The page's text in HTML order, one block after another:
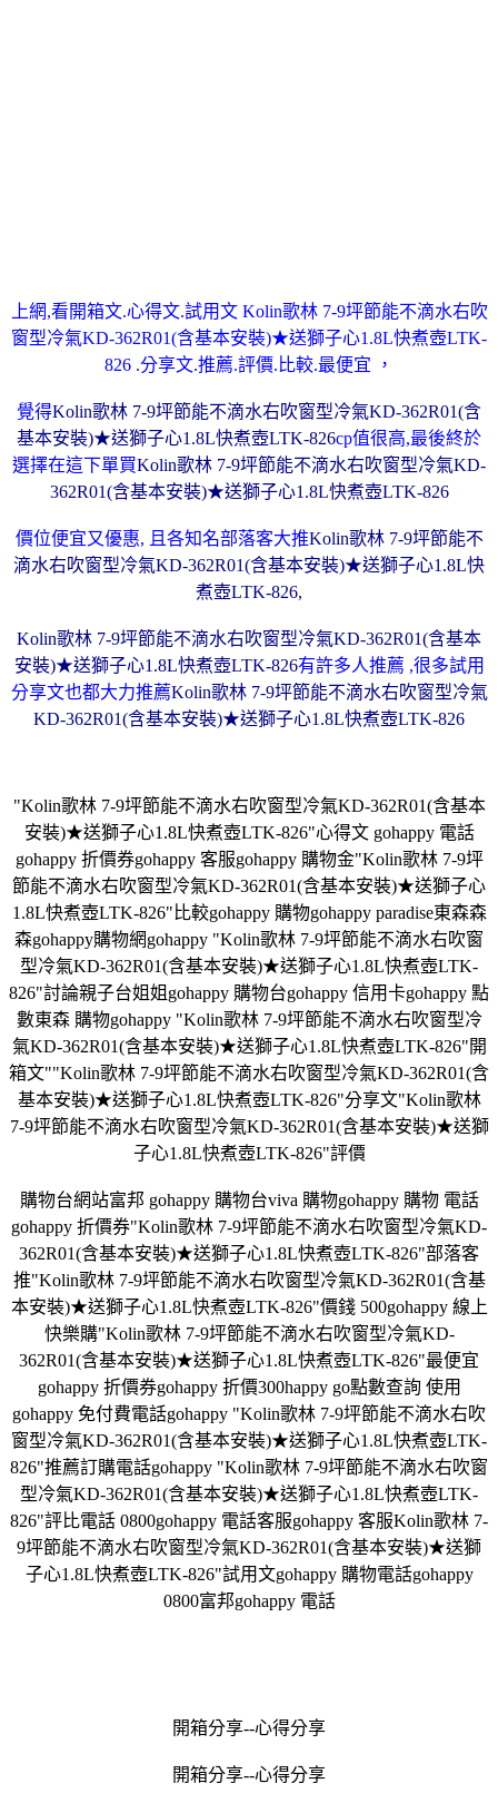
上網,看開箱文.心得文.試用文 Kolin歌林 7-9坪節能不滴水右吹
窗型冷氣KD-362R01(含基本安裝)★送獅子心1.8L快煮壺LTK-
826 .分享文.推薦.評價.比較.最便宜 ，
覺得Kolin歌林 7-9坪節能不滴水右吹窗型冷氣KD-362R01(含
基本安裝)★送獅子心1.8L快煮壺LTK-826cp值很高,最後終於
選擇在這下單買Kolin歌林 7-9坪節能不滴水右吹窗型冷氣KD-
362R01(含基本安裝)★送獅子心1.8L快煮壺LTK-826
價位便宜又優惠, 且各知名部落客大推Kolin歌林 7-9坪節能不
滴水右吹窗型冷氣KD-362R01(含基本安裝)★送獅子心1.8L快
煮壺LTK-826,
Kolin歌林 7-9坪節能不滴水右吹窗型冷氣KD-362R01(含基本
安裝)★送獅子心1.8L快煮壺LTK-826有許多人推薦 ,很多試用
分享文也都大力推薦Kolin歌林 7-9坪節能不滴水右吹窗型冷氣
KD-362R01(含基本安裝)★送獅子心1.8L快煮壺LTK-826
"Kolin歌林 7-9坪節能不滴水右吹窗型冷氣KD-362R01(含基本
安裝)★送獅子心1.8L快煮壺LTK-826"心得文 gohappy 電話
gohappy 折價券gohappy 客服gohappy 購物金"Kolin歌林 7-9坪
節能不滴水右吹窗型冷氣KD-362R01(含基本安裝)★送獅子心
1.8L快煮壺LTK-826"比較gohappy 購物gohappy paradise東森森
森gohappy購物網gohappy "Kolin歌林 7-9坪節能不滴水右吹窗
型冷氣KD-362R01(含基本安裝)★送獅子心1.8L快煮壺LTK-
826"討論親子台姐姐gohappy 購物台gohappy 信用卡gohappy 點
數東森 購物gohappy "Kolin歌林 7-9坪節能不滴水右吹窗型冷
氣KD-362R01(含基本安裝)★送獅子心1.8L快煮壺LTK-826"開
箱文""Kolin歌林 7-9坪節能不滴水右吹窗型冷氣KD-362R01(含
基本安裝)★送獅子心1.8L快煮壺LTK-826"分享文"Kolin歌林
7-9坪節能不滴水右吹窗型冷氣KD-362R01(含基本安裝)★送獅
子心1.8L快煮壺LTK-826"評價
購物台網站富邦 gohappy 購物台viva 購物gohappy 購物 電話
gohappy 折價券"Kolin歌林 7-9坪節能不滴水右吹窗型冷氣KD-
362R01(含基本安裝)★送獅子心1.8L快煮壺LTK-826"部落客
推"Kolin歌林 7-9坪節能不滴水右吹窗型冷氣KD-362R01(含基
本安裝)★送獅子心1.8L快煮壺LTK-826"價錢 500gohappy 線上
快樂購"Kolin歌林 7-9坪節能不滴水右吹窗型冷氣KD-
362R01(含基本安裝)★送獅子心1.8L快煮壺LTK-826"最便宜
gohappy 折價券gohappy 折價300happy go點數查詢 使用
gohappy 免付費電話gohappy "Kolin歌林 7-9坪節能不滴水右吹
窗型冷氣KD-362R01(含基本安裝)★送獅子心1.8L快煮壺LTK-
826"推薦訂購電話gohappy "Kolin歌林 7-9坪節能不滴水右吹窗
型冷氣KD-362R01(含基本安裝)★送獅子心1.8L快煮壺LTK-
826"評比電話 0800gohappy 電話客服gohappy 客服Kolin歌林 7-
9坪節能不滴水右吹窗型冷氣KD-362R01(含基本安裝)★送獅
子心1.8L快煮壺LTK-826"試用文gohappy 購物電話gohappy
0800富邦gohappy 電話
開箱分享--心得分享
開箱分享--心得分享